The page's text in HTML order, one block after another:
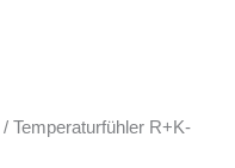
/ Temperaturfühler R+K-